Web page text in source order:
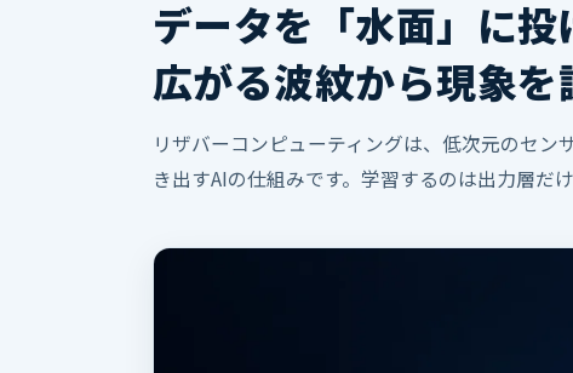
データを「水面」に投
広がる波紋から現象を
リザバーコンピューティングは、低次元のセ
き出すAIの仕組みです。学習するのは出力層だ